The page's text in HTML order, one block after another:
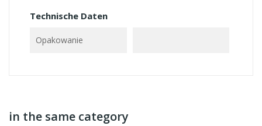
Technische Daten
Opakowanie
in the same category